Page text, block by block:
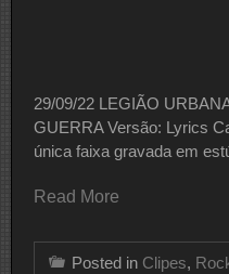
29/09/22 LEGIÃO
GUERRA Versão: Lyrics
única faixa gravada em
Read More
Posted in Clipes,